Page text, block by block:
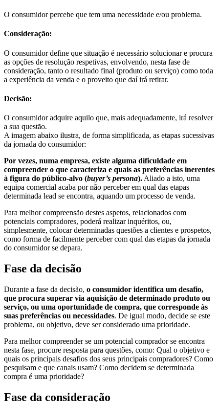
O consumidor percebe que tem uma necessidade e/ou problema.
Consideração:
O consumidor define que situação é necessário solucionar e procura
as opções de resolução respetivas, envolvendo, nesta fase de
consideração, tanto o resultado final (produto ou serviço) como toda
a experiência da venda e o proveito que daí irá retirar.
Decisão:
O consumidor adquire aquilo que, mais adequadamente, irá resolver
a sua questão.
A imagem abaixo ilustra, de forma simplificada, as etapas sucessivas
da jornada do consumidor:
Por vezes, numa empresa, existe alguma dificuldade em
compreender o que caracteriza e quais as preferências inerentes
à figura do público-alvo (buyer’s persona). Aliado a isto, uma
equipa comercial acaba por não perceber em qual das etapas
determinada lead se encontra, aquando um processo de venda.
Para melhor compreensão destes aspetos, relacionados com
potenciais compradores, poderá realizar inquéritos, ou,
simplesmente, colocar determinadas questões a clientes e prospetos,
como forma de facilmente perceber com qual das etapas da jornada
do consumidor se depara.
Fase da decisão
Durante a fase da decisão, o consumidor identifica um desafio,
que procura superar via aquisição de determinado produto ou
serviço, ou uma oportunidade de compra, que corresponde às
suas preferências ou necessidades. De igual modo, decide se este
problema, ou objetivo, deve ser considerado uma prioridade.
Para melhor compreender se um potencial comprador se encontra
nesta fase, procure resposta para questões, como: Qual o objetivo e
quais os principais desafios dos seus principais compradores? Como
pesquisam e que canais usam? Como decidem se determinada
compra é uma prioridade?
Fase da consideração